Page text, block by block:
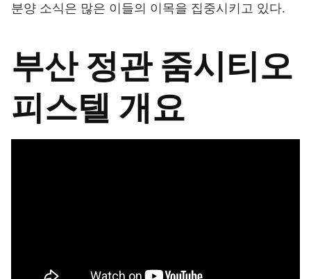
분양 소식은 많은 이들의 이목을 집중시키고 있다.
부산 정관 줌시티오
피스텔 개요